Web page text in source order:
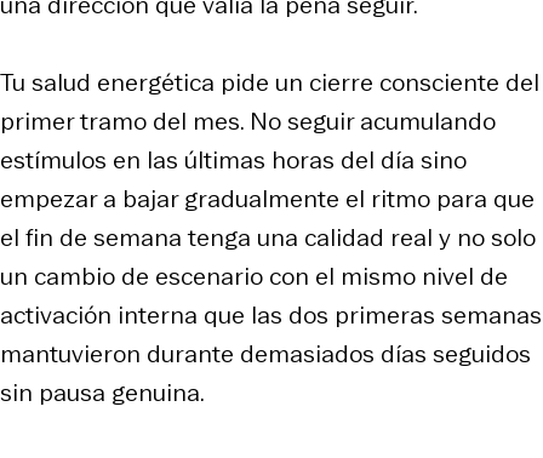
Tu salud energética pide un cierre consciente del
primer tramo del mes. No seguir acumulando
estímulos en las últimas horas del día sino
empezar a bajar gradualmente el ritmo para que
el fin de semana tenga una calidad real y no solo
un cambio de escenario con el mismo nivel de
activación interna que las dos primeras semanas
mantuvieron durante demasiados días seguidos
sin pausa genuina.